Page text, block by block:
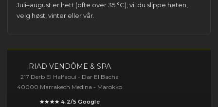
Juli–august er hett (ofte over 35 °C); vil du slippe heten,
velg høst, vinter eller vår.
RIAD VENDÔME & SPA
217 Derb El Halfaoui - Dar El Bacha
40000 Marrakech Medina - Marokko
★★★★ 4.2/5 Google